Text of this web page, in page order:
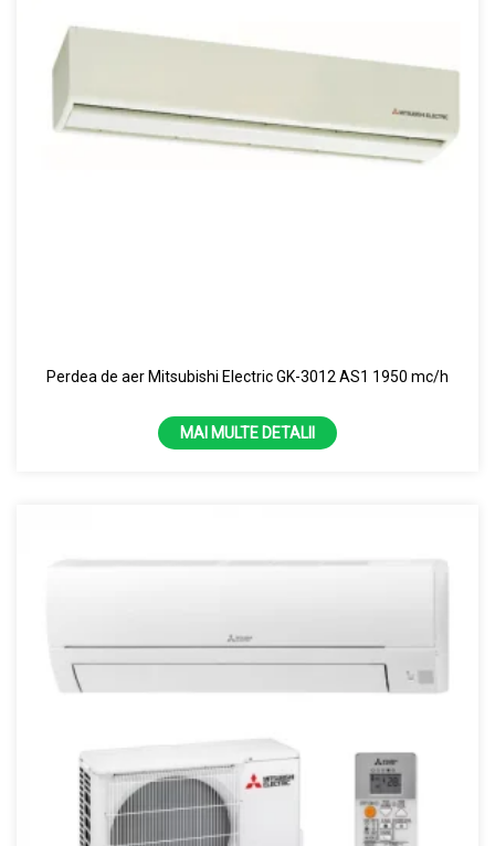
Perdea de aer Mitsubishi Electric GK-3012 AS1 1950 mc/h
MAI MULTE DETALII